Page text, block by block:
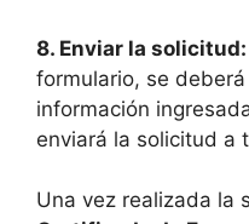
8. Enviar la solicitud:
formulario, se
información
enviará la solicitud a
Una vez realizada la